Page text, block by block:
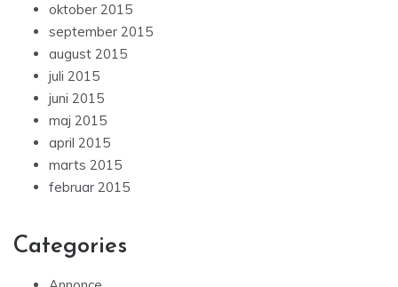
oktober 2015
september 2015
august 2015
juli 2015
juni 2015
maj 2015
april 2015
marts 2015
februar 2015
Categories